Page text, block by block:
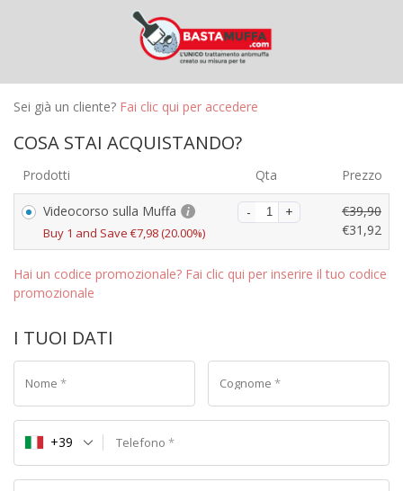
Sei già un cliente? Fai clic qui per accedere
COSA STAI ACQUISTANDO?
Prodotti Qta Prezzo
Videocorso sulla Muffa
Buy 1 and Save €7,98(20.00%)
€39,90
€31,92
Hai un codice promozionale? Fai clic qui per inserire il tuo codice
promozionale
I TUOI DATI
Nome * Cognome *
Telefono *
+39